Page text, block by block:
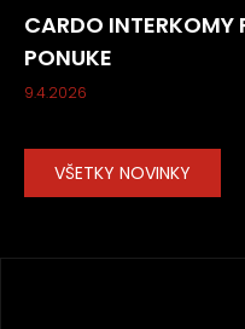
CARDO INTERKOMY
PONUKE
9.4.2026
VŠETKY NOVINKY